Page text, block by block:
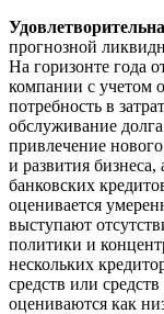
прогнозной
На горизонте года
компании с учетом
потребность в
обслуживание
привлечение
и развития
банковских
оценивается
выступают
политики и
нескольких
средств или
оцениваются как